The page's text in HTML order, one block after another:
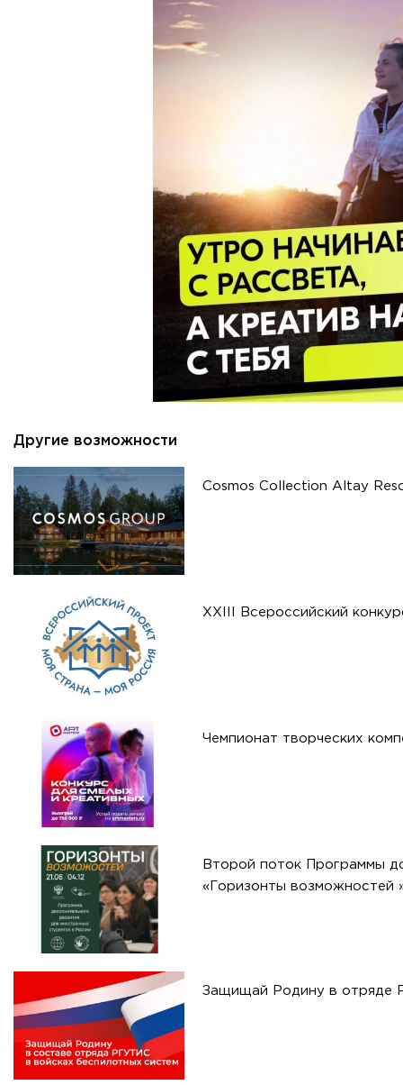
сб: с 10:00 до 15:30;
Другие возможности
Cosmos Collection Altay
XXIII Всероссийский
Чемпионат творческих
Второй поток Программы
«Горизонты возможностей
Защищай Родину в отряде